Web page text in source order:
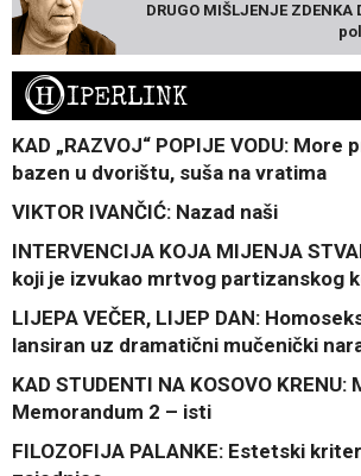
DRUGO MIŠLJENJE
HIPERLINK
KAD „RAZVOJ“ POPIJE VODU: More
bazen u dvorištu, suša na vratima
VIKTOR IVANČIĆ: Nazad naši
INTERVENCIJA KOJA MIJENJA
koji je izvukao mrtvog partizanskog
LIJEPA VEČER, LIJEP DAN:
lansiran uz dramatični mučenički
KAD STUDENTI NA KOSOVO
Memorandum 2 – isti
FILOZOFIJA PALANKE: Estetski